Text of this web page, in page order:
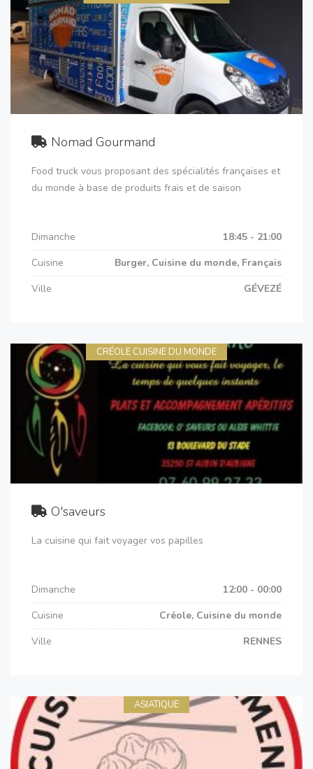
Nomad Gourmand
Food truck vous proposant des spécialités françaises et
du monde à base de produits frais et de saison
Dimanche
18:45 - 21:00
Cuisine
Burger, Cuisine du monde, Français
Ville
GÉVEZÉ
CRÉOLE CUISINE DU MONDE
O'saveurs
La cuisine qui fait voyager vos papilles
Dimanche
12:00 - 00:00
Cuisine
Créole, Cuisine du monde
Ville
RENNES
ASIATIQUE